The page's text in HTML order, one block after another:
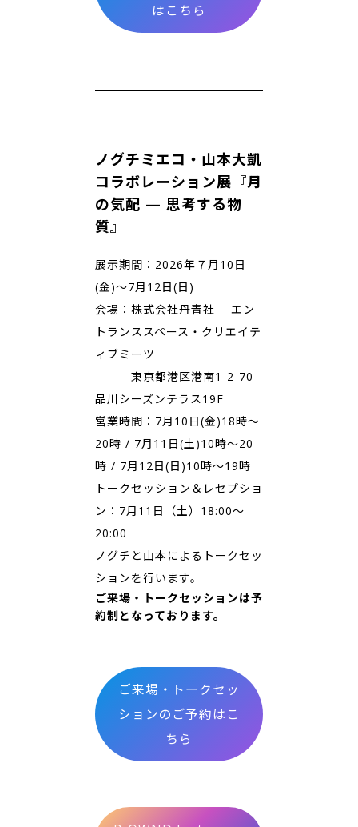
はこちら
ノグチミエコ・山本大凱
コラボレーション展『月
の気配 — 思考する物
質』
展示期間：2026年７月10日
(金)～7月12日(日)
会場：株式会社丹青社 エン
トランススペース・クリエイテ
ィブミーツ
東京都港区港南1-2-70
品川シーズンテラス19F
営業時間：7月10日(金)18時～
20時 / 7月11日(土)10時～20
時 / 7月12日(日)10時～19時
トークセッション＆レセプショ
ン：7月11日（土）18:00～
20:00
ノグチと山本によるトークセッ
ションを行います。
ご来場・トークセッションは予
約制となっております。
ご来場・トークセッ
ションのご予約はこ
ちら